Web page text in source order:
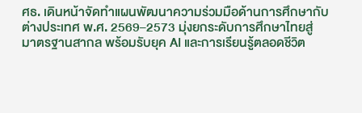
ศธ. เดินหน้าจัดทำแผนพัฒนาความร่วมมือด้านการศึกษากับ
ต่างประเทศ พ.ศ. 2569–2573 มุ่งยกระดับการศึกษาไทยสู่
มาตรฐานสากล พร้อมรับยุค AI และการเรียนรู้ตลอดชีวิต